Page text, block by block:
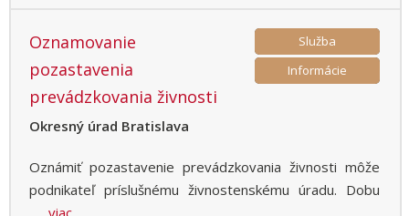
Služba
Informácie
Oznamovanie
pozastavenia
prevádzkovania živnosti
Okresný úrad Bratislava
Oznámiť pozastavenie prevádzkovania živnosti môže
podnikateľ príslušnému živnostenskému úradu. Dobu
viac